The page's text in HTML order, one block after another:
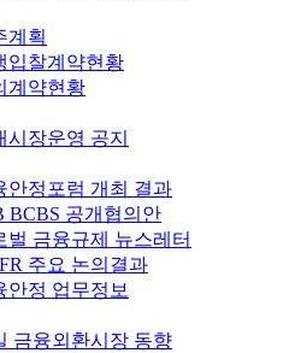
계획
입찰계약현황
계약현황
시장운영 공지
안정포럼 개최 결과
BCBS 공개협의안
벌 금융규제 뉴스레터
주요 논의결과
안정 업무정보
금융외환시장 동향